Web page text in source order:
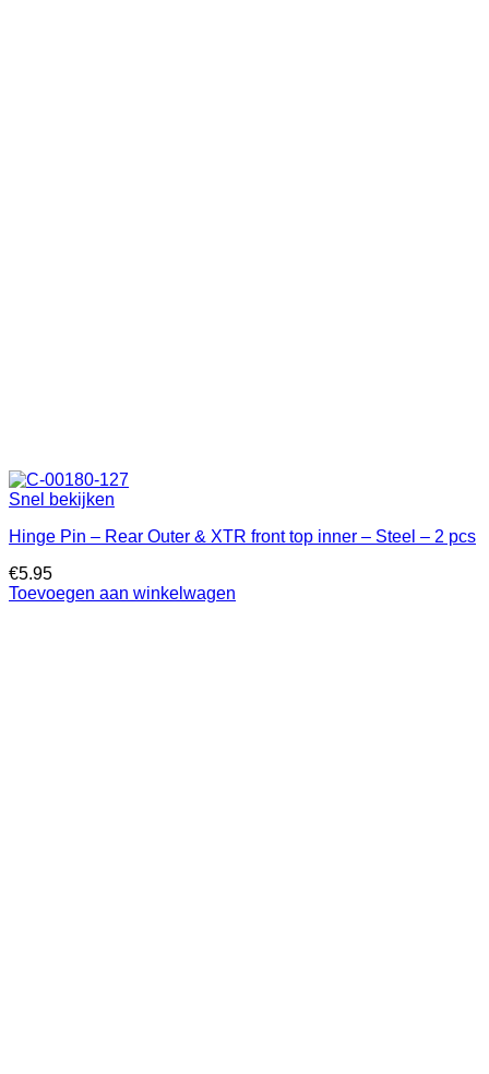
Snel bekijken
Hinge Pin – Rear Outer & XTR front top inner – Steel – 2 pcs
€5.95
Toevoegen aan winkelwagen